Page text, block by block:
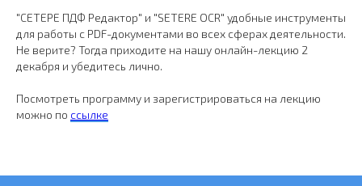
"СЕТЕРЕ ПДФ Редактор" и "SETERE OCR" удобные инструменты
для работы с PDF-документами во всех сферах деятельности.
Не верите? Тогда приходите на нашу онлайн-лекцию 2
декабря и убедитесь лично.
Посмотреть программу и зарегистрироваться на лекцию
можно по ссылке